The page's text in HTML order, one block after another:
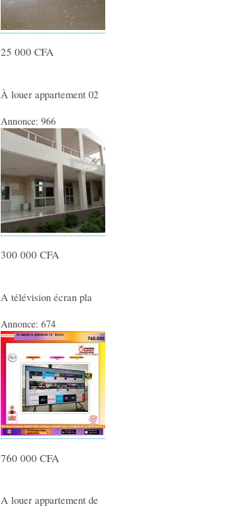
25 000 CFA
À louer appartement 02
Annonce: 966
300 000 CFA
A télévision écran pla
Annonce: 674
760 000 CFA
A louer appartement de